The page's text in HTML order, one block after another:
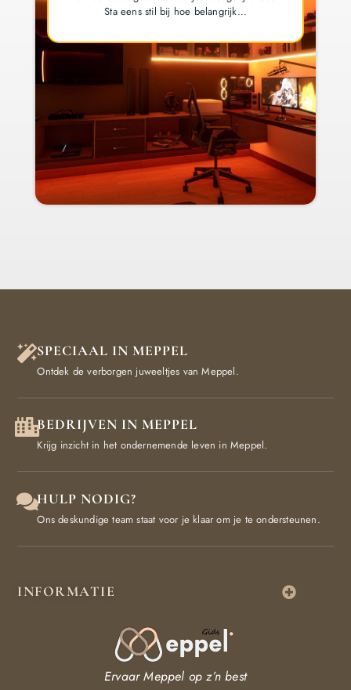
Sta eens stil bij hoe belangrijk…
SPECIAAL IN MEPPEL
Ontdek de verborgen juweeltjes van Meppel.
BEDRIJVEN IN MEPPEL
Krijg inzicht in het ondernemende leven in Meppel.
HULP NODIG?
Ons deskundige team staat voor je klaar om je te ondersteunen.
INFORMATIE
Ervaar Meppel op z’n best